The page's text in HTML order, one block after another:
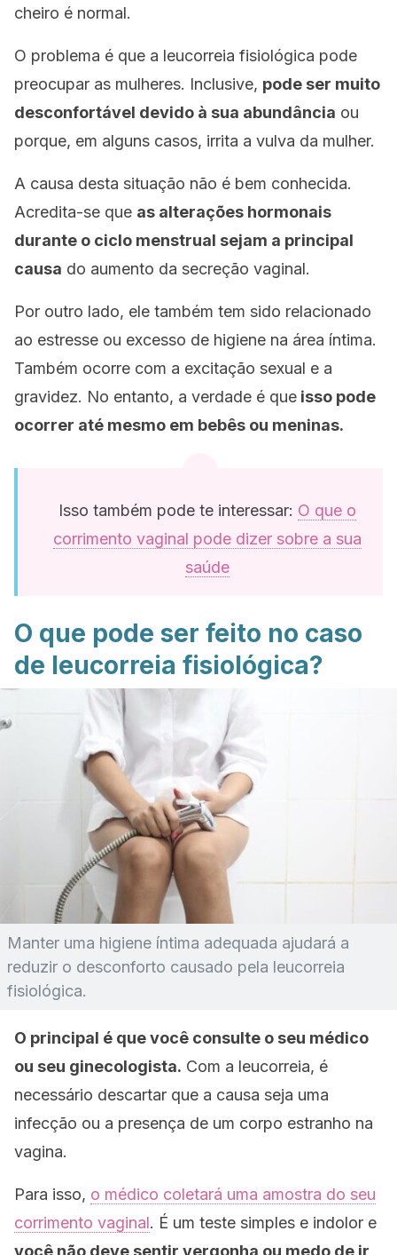
cheiro é normal.
O problema é que a leucorreia fisiológica pode
preocupar as mulheres. Inclusive, pode ser muito
desconfortável devido à sua abundância ou
porque, em alguns casos, irrita a vulva da mulher.
A causa desta situação não é bem conhecida.
Acredita-se que as alterações hormonais
durante o ciclo menstrual sejam a principal
causa do aumento da secreção vaginal.
Por outro lado, ele também tem sido relacionado
ao estresse ou excesso de higiene na área íntima.
Também ocorre com a excitação sexual e a
gravidez. No entanto, a verdade é que isso pode
ocorrer até mesmo em bebês ou meninas.
Isso também pode te interessar: O que o
corrimento vaginal pode dizer sobre a sua
saúde
O que pode ser feito no caso
de leucorreia fisiológica?
Manter uma higiene íntima adequada ajudará a
reduzir o desconforto causado pela leucorreia
fisiológica.
O principal é que você consulte o seu médico
ou seu ginecologista. Com a leucorreia, é
necessário descartar que a causa seja uma
infecção ou a presença de um corpo estranho na
vagina.
Para isso, o médico coletará uma amostra do seu
corrimento vaginal. É um teste simples e indolor e
você não deve sentir vergonha ou medo de ir